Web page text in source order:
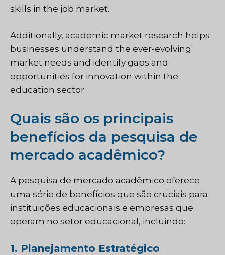
skills in the job market.
Additionally, academic market research helps
businesses understand the ever-evolving
market needs and identify gaps and
opportunities for innovation within the
education sector.
Quais são os principais
benefícios da pesquisa de
mercado acadêmico?
A pesquisa de mercado acadêmico oferece
uma série de benefícios que são cruciais para
instituições educacionais e empresas que
operam no setor educacional, incluindo:
1. Planejamento Estratégico